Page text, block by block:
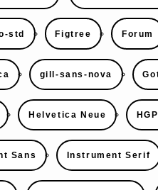
std Figtree Forum
gill-sans-nova
Helvetica Neue
Sans Instrument Serif